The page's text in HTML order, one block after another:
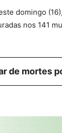
domingo
nos 141
de mortes